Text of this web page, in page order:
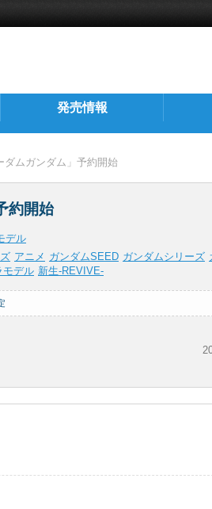
発売情報
ダムガンダム」予約開始
約開始
デル
アニメ ガンダムSEED ガンダムシリーズ
モデル 新生-REVIVE-